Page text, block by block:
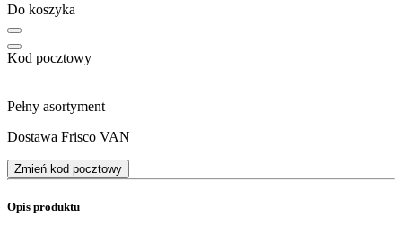
Do koszyka
Kod pocztowy
Pełny asortyment
Dostawa Frisco VAN
Zmień kod pocztowy
Opis produktu